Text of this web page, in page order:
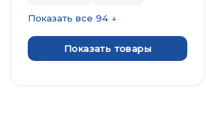
Показать все 94 ↓
Показать товары